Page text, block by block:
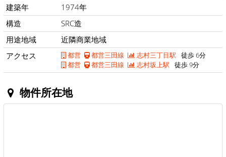
建築年
1974年
構造
SRC造
用途地域
近隣商業地域
アクセス
都営 都営三田線 志村三丁目駅 徒歩 6分
都営
都営三田線 志村坂上駅 徒歩 9分
物件所在地